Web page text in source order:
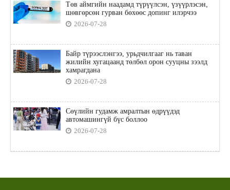
Төв аймгийн наадамд түрүүлсэн, үзүүрлэсэн,
шөвгөрсөн гурван бөхөөс допинг илэрчээ
2026-07-28
Байр түрээслэнгээ, урьдчилгааг нь таван
жилийн хугацаанд төлбөл орон сууцны зээлд
хамрагдана
2026-07-28
Сөүлийн гудамж амралтын өдрүүдэд
автомашингүй бүс боллоо
2026-07-28